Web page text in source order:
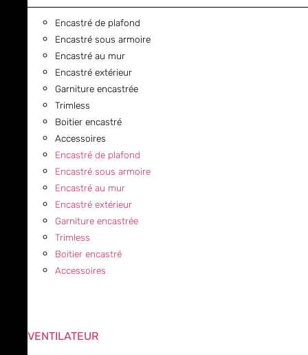
Encastré de plafond
Encastré sous armoire
Encastré au mur
Encastré extérieur
Garniture encastrée
Trimless
Boitier encastré
Accessoires
Encastré de plafond
Encastré sous armoire
Encastré au mur
Encastré extérieur
Garniture encastrée
Trimless
Boitier encastré
Accessoires
VENTILATEUR